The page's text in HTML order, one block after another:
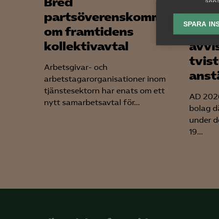

SPARA
partsöverenskommelse
om framtidens
kollektivavtal
Arbetsgivar- och
arbetstagarorganisationer inom
tjänstesektorn har enats om ett
nytt samarbetsavtal för...
och
tvist
AD
bolag
under
19...